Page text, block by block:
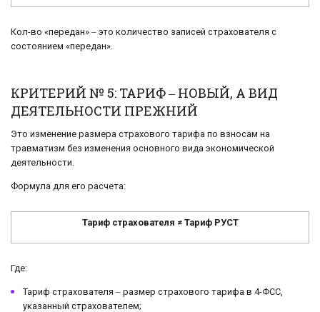
Кол-во «передан» ‒ это количество записей страхователя с
состоянием «передан».
КРИТЕРИЙ № 5: ТАРИФ ‒ НОВЫЙ, А ВИД
ДЕЯТЕЛЬНОСТИ ПРЕЖНИЙ
Это изменение размера страхового тарифа по взносам на
травматизм без изменения основного вида экономической
деятельности.
Формула для его расчета:
Тариф страхователя ≠ Тариф РУСТ
Где:
Тариф страхователя ‒ размер страхового тарифа в 4-ФСС,
указанный страхователем;